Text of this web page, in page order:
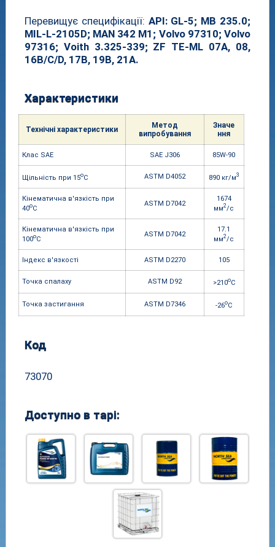
Перевищує специфікації: API: GL-5; MB 235.0;
MIL-L-2105D; MAN 342 M1; Volvo 97310; Volvo
97316; Voith 3.325-339; ZF TE-ML 07A, 08,
16B/C/D, 17B, 19B, 21A.
Характеристики
Технічні характеристики
Метод
випробування
Значе
ння
Клас SAE SAE J306 85W-90
Щільність при 15oC ASTM D4052 890 кг/м3
Кінематична в'язкість при
40oС
ASTM D7042
1674
мм2/c
Кінематична в'язкість при
100oС
ASTM D7042
17.1
мм2/c
Індекс в'язкості ASTM D2270 105
Точка спалаху ASTM D92 >210oC
Точка застигання ASTM D7346 -26oC
Код
73070
Доступно в тарі: